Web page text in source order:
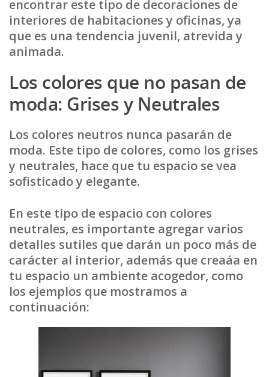
encontrar este tipo de decoraciones de
interiores de habitaciones y oficinas, ya
que es una tendencia juvenil, atrevida y
animada.
Los colores que no pasan de
moda: Grises y Neutrales
Los colores neutros nunca pasarán de
moda. Este tipo de colores, como los grises
y neutrales, hace que tu espacio se vea
sofisticado y elegante.
En este tipo de espacio con colores
neutrales, es importante agregar varios
detalles sutiles que darán un poco más de
carácter al interior, además que creaáa en
tu espacio un ambiente acogedor, como
los ejemplos que mostramos a
continuación: